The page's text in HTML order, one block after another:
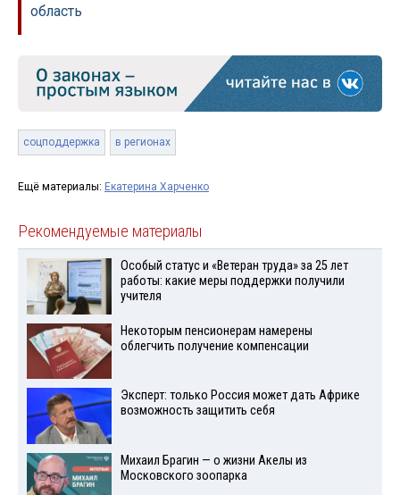
область
соцподдержка в регионах
Ещё материалы: Екатерина Харченко
Рекомендуемые материалы
Особый статус и «Ветеран труда» за 25 лет
работы: какие меры поддержки получили
учителя
Некоторым пенсионерам намерены
облегчить получение компенсации
Эксперт: только Россия может дать Африке
возможность защитить себя
Михаил Брагин — о жизни Акелы из
Московского зоопарка